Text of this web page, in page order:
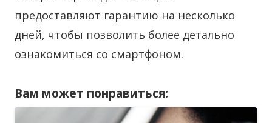
предоставляют гарантию на несколько
дней, чтобы позволить более детально
ознакомиться со смартфоном.
Вам может понравиться: